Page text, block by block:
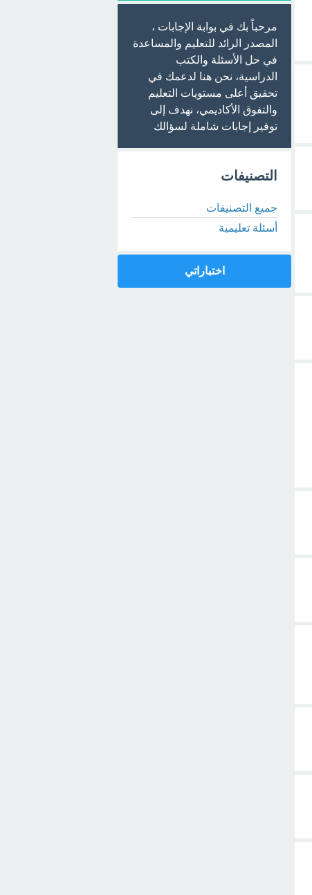
مرحباً بك في بوابة الإجابات ،
المصدر الرائد للتعليم والمساعدة
في حل الأسئلة والكتب
الدراسية، نحن هنا لدعمك في
تحقيق أعلى مستويات التعليم
والتفوق الأكاديمي، نهدف إلى
توفير إجابات شاملة لسؤالك
التصنيفات
جميع التصنيفات
أسئلة تعليمية
اختباراتي